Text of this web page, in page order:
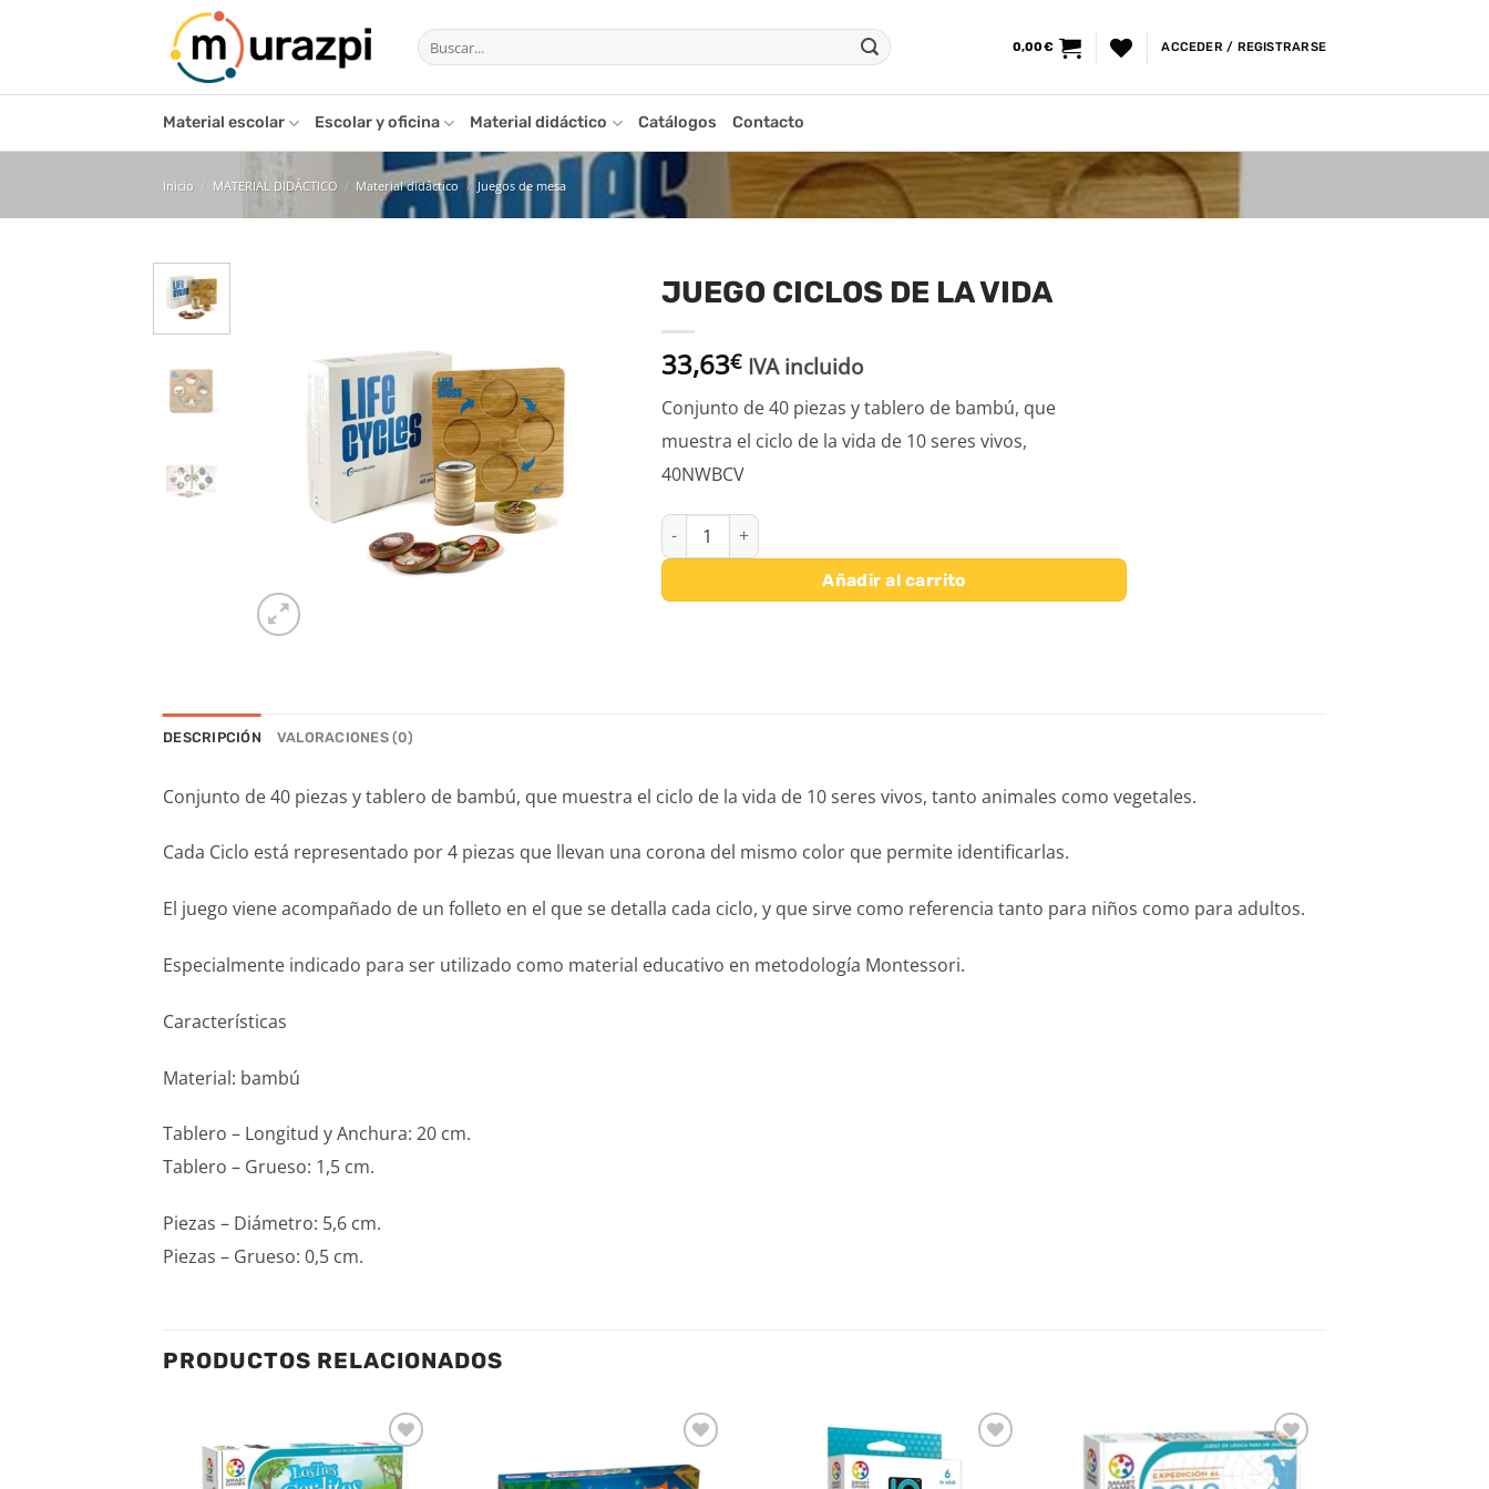
Buscar
por:
0,00€ ACCEDER / REGISTRARSE
Material escolar Escolar y oficina Material didáctico Catálogos Contacto
Inicio / MATERIAL DIDÁCTICO / Material didáctico / Juegos de mesa
JUEGO CICLOS DE LA VIDA
33,63€ IVA incluido
Conjunto de 40 piezas y tablero de bambú, que
muestra el ciclo de la vida de 10 seres vivos,
40NWBCV
JUEGO CICLOS DE LA VIDA cantidad
Añadir al carrito
DESCRIPCIÓN VALORACIONES (0)
Conjunto de 40 piezas y tablero de bambú, que muestra el ciclo de la vida de 10 seres vivos, tanto animales como vegetales.
Cada Ciclo está representado por 4 piezas que llevan una corona del mismo color que permite identificarlas.
El juego viene acompañado de un folleto en el que se detalla cada ciclo, y que sirve como referencia tanto para niños como para adultos.
Especialmente indicado para ser utilizado como material educativo en metodología Montessori.
Características
Material: bambú
Tablero – Longitud y Anchura: 20 cm.
Tablero – Grueso: 1,5 cm.
Piezas – Diámetro: 5,6 cm.
Piezas – Grueso: 0,5 cm.
PRODUCTOS RELACIONADOS
Añadir
a la
Añadir
a la
Añadir
a la